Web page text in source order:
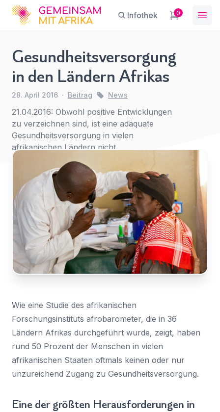
GFA Infothek 0
Gesundheitsversorgung
in den Ländern Afrikas
28. April 2016 · Beitrag News
21.04.2016: Obwohl positive Entwicklungen
zu verzeichnen sind, ist eine adäquate
Gesundheitsversorgung in vielen
afrikanischen Ländern nicht
selbstverständlich.
Wie eine Studie des afrikanischen
Forschungsinstituts afrobarometer, die in 36
Ländern Afrikas durchgeführt wurde, zeigt, haben
rund 50 Prozent der Menschen in vielen
afrikanischen Staaten oftmals keinen oder nur
unzureichend Zugang zu Gesundheitsversorgung.
Eine der größten Herausforderungen in
Sie haben eine Frage?
E-Mail*
Betreff*
Nachricht
Bestätigen*
Ich habe dieDatenschutzerklärunggelesen und
stimme ihr zu.
Gesundheitsversorgung
in den Ländern Afrikas
News
den
Zugriff
anmelden
Ein Konto erstellen
First Name *
E-Mail-Adresse*
*
Wählen Sie Ihr Land...
Ihre persönlichen Daten werden verwendet, um Ihr
Erlebnis auf dieser Website zu unterstützen. Wie und
warum wir Ihre persönlichen Daten verwenden, können
Sie in unsererDatenschutzerklärungnachlesen.
Registrieren
E-Mail-Adresse gesendet.
Abonnieren Sie unseren Newsletter
regelmäßige Updates.